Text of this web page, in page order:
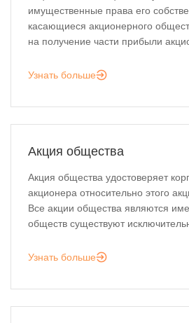
имущественные права его
касающиеся акционерного
на получение части прибыли
Узнать больше
Акция общества
Акция общества удостоверяет
акционера относительно этого
Все акции общества являются
обществ существуют
Узнать больше